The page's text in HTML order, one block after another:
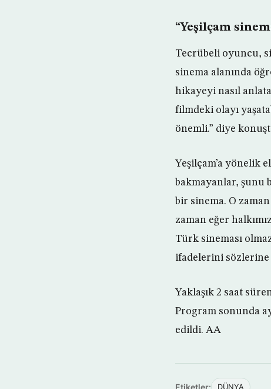
“Yeşilçam
Tecrübeli oyuncu,
sinema alanında
hikayeyi nasıl
filmdeki olayı
önemli.” diye
Yeşilçam’a yönelik
bakmayanlar, şunu
bir sinema. O
zaman eğer
Türk sineması
ifadelerini sözlerine
Yaklaşık 2 saat
Program sonunda
edildi. AA
Etiketler: DÜNYA